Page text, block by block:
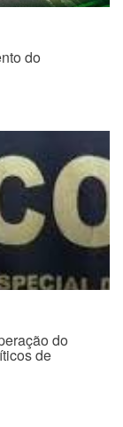
do
do
de